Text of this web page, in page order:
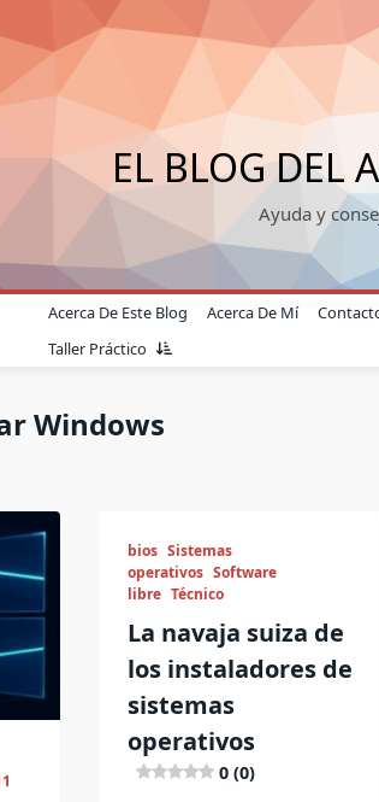
EL BLOG DEL
Ayuda y
Acerca De Este Blog Acerca De Mí
Taller Práctico
Windows
bios Sistemas
operativos Software
libre Técnico
La navaja suiza de
los instaladores de
sistemas
operativos
0 (0)